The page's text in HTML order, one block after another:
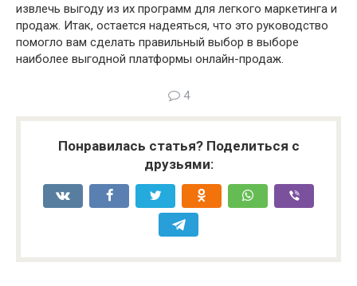
извлечь выгоду из их программ для легкого маркетинга и
продаж. Итак, остается надеяться, что это руководство
помогло вам сделать правильный выбор в выборе
наиболее выгодной платформы онлайн-продаж.
4
Понравилась статья? Поделиться с
друзьями: